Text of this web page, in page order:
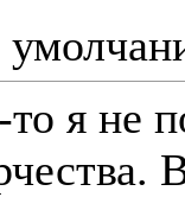
я не